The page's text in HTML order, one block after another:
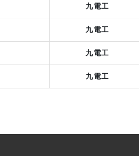
九電工
九電工
九電工
九電工